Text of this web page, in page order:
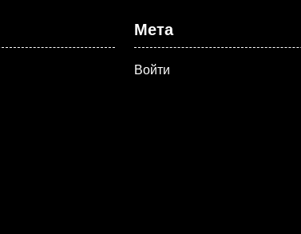
Мета
Войти